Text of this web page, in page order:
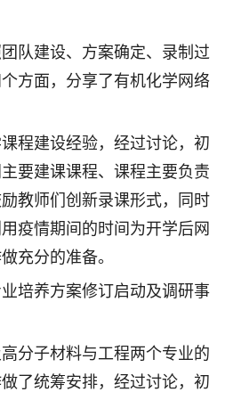
队建设、方案确定、录制过
方面，分享了有机化学网络
程建设经验，经过讨论，初
要建课课程、课程主要负责
教师们创新录课形式，同时
疫情期间的时间为开学后网
充分的准备。
业培养方案修订启动及调研事
分子材料与工程两个专业的
了统筹安排，经过讨论，初